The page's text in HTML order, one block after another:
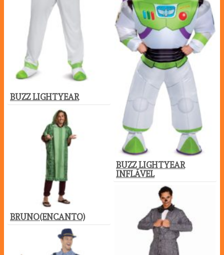
BUZZ LIGHTYEAR
BUZZ LIGHTYEAR
INFLÁVEL
BRUNO(ENCANTO)